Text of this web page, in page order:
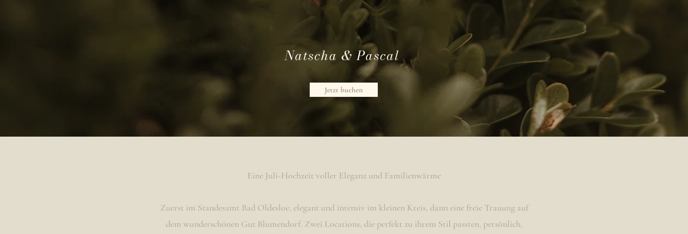
Natscha & Pascal
Jetzt buchen
Eine Juli-Hochzeit voller Eleganz und Familienwärme
Zuerst im Standesamt Bad Oldesloe, elegant und intensiv im kleinen Kreis, dann eine freie Trauung auf
dem wunderschönen Gut Blumendorf. Zwei Locations, die perfekt zu ihrem Stil passten, persönlich,